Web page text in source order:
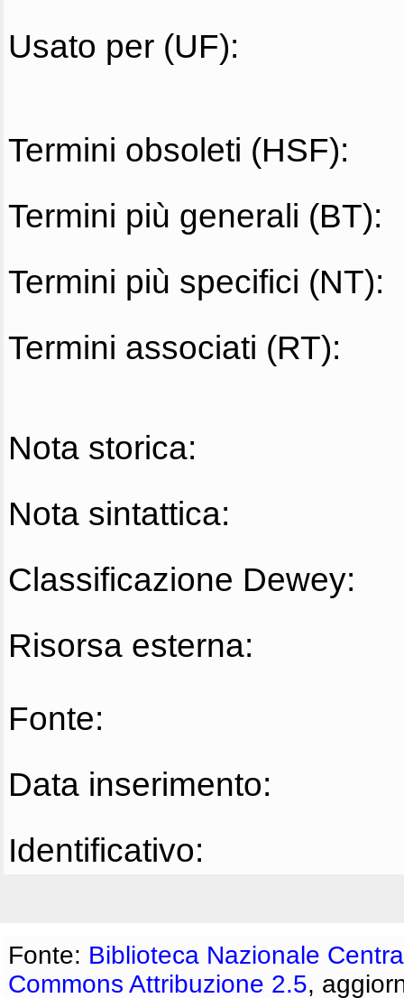
Usato per (UF):
Termini obsoleti (HSF):
Termini più generali (BT):
Termini più specifici (NT):
Termini associati (RT):
Nota storica:
Nota sintattica:
Classificazione Dewey:
Risorsa esterna:
Fonte:
Data inserimento:
Identificativo:
Fonte: Biblioteca Nazionale
Commons Attribuzione 2.5,